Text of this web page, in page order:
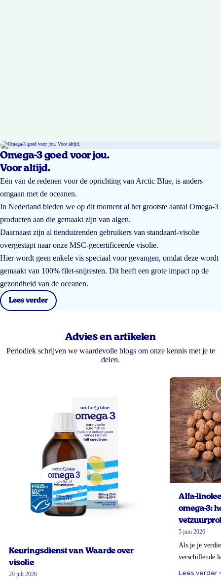
Omega-3 goed voor jou.
Voor altijd.
Eén van de redenen voor de oprichting van Arctic Blue, is anders
omgaan met de oceanen.
In Nederland bieden we op dit moment al het grootste aantal Omega-3
producten aan die gemaakt zijn van algen.
Daarnaast zijn al tienduizenden gebruikers van standaard-visolie
overgestapt naar onze MSC-gecertificeerde visolie.
Hier wordt geen enkele vis speciaal voor gevangen, omdat deze wordt
gemaakt van 100% filet-snijresten. Dit heeft een grote impact op de
gezondheid van de oceanen.
Lees verder
Advies en artikelen
Periodiek schrijven we waardevolle blogs om onze kennis met je te
delen.
Keuringsdienst van Waarde over
visolie
29 juli 2026
Alfa-
omega-3:
5 juni 2026
Als je je
verschillende
Lees verder ›